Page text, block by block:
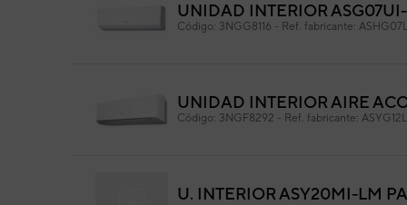
Ref.
UNIDAD INTERIOR
Código: 3NGG8116 - Ref. fabricante:
UNIDAD INTERIOR AIRE
Código: 3NGF8292 - Ref. fabricante:
U. INTERIOR ASY20MI-LM